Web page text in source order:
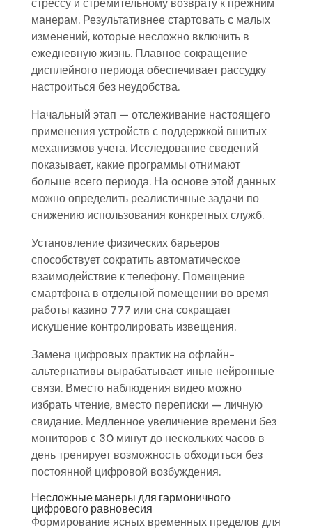
стрессу и стремительному возврату к прежним
манерам. Результативнее стартовать с малых
изменений, которые несложно включить в
ежедневную жизнь. Плавное сокращение
дисплейного периода обеспечивает рассудку
настроиться без неудобства.
Начальный этап — отслеживание настоящего
применения устройств с поддержкой вшитых
механизмов учета. Исследование сведений
показывает, какие программы отнимают
больше всего периода. На основе этой данных
можно определить реалистичные задачи по
снижению использования конкретных служб.
Установление физических барьеров
способствует сократить автоматическое
взаимодействие к телефону. Помещение
смартфона в отдельной помещении во время
работы казино 777 или сна сокращает
искушение контролировать извещения.
Замена цифровых практик на офлайн-
альтернативы вырабатывает иные нейронные
связи. Вместо наблюдения видео можно
избрать чтение, вместо переписки — личную
свидание. Медленное увеличение времени без
мониторов с 30 минут до нескольких часов в
день тренирует возможность обходиться без
постоянной цифровой возбуждения.
Несложные манеры для гармоничного
цифрового равновесия
Формирование ясных временных пределов для